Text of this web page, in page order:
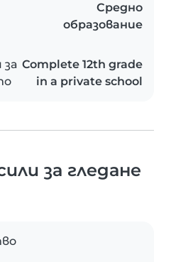
Средно
образование
Complete 12th grade
in a private school
за гледане